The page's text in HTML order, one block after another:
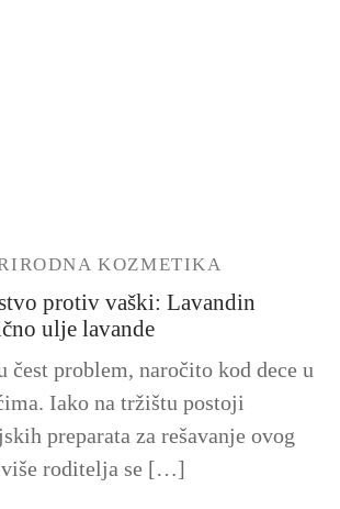
KOZMETIKA
protiv vaški: Lavandin
ulje lavande
čest problem, naročito kod dece u
Iako na tržištu postoji
preparata za rešavanje ovog
više roditelja se […]